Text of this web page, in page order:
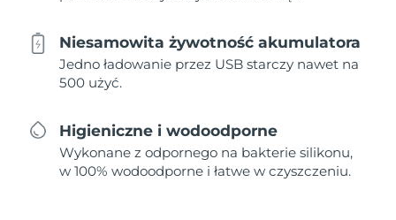
Niesamowita żywotność akumulatora
Jedno ładowanie przez USB starczy nawet na
500 użyć.
Higieniczne i wodoodporne
Wykonane z odpornego na bakterie silikonu,
w 100% wodoodporne i łatwe w czyszczeniu.